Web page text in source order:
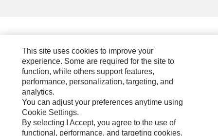
This site uses cookies to improve your
experience. Some are required for the site to
function, while others support features,
performance, personalization, targeting, and
analytics.
You can adjust your preferences anytime using
Cookie Settings.
By selecting I Accept, you agree to the use of
functional, performance, and targeting cookies.